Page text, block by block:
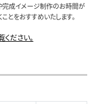
完成イメージ制作のお時間が
とをおすすめいたします。
ださい。